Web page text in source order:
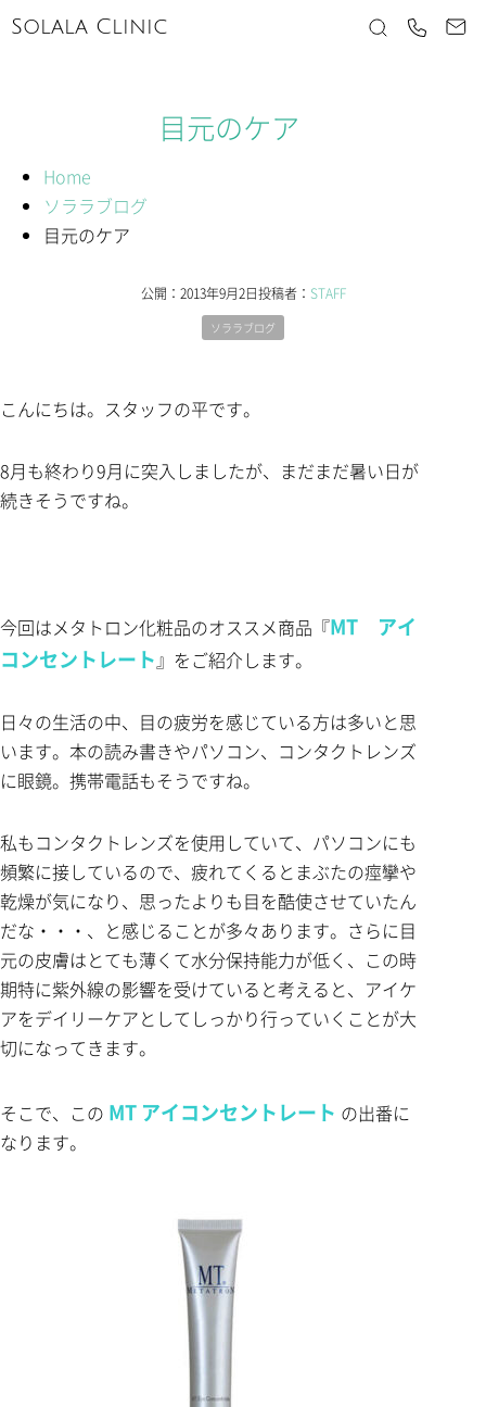
Solala Clinic
Home
ソララブログ
目元のケア
目元のケア
公開： 2013年9月2日投稿者： STAFF
ソララブログ
こんにちは。スタッフの平です。
8月も終わり9月に突入しましたが、まだまだ暑い日が
続きそうですね。
今回はメタトロン化粧品のオススメ商品『MT アイ
コンセントレート』をご紹介します。
日々の生活の中、目の疲労を感じている方は多いと思
います。本の読み書きやパソコン、コンタクトレンズ
に眼鏡。携帯電話もそうですね。
私もコンタクトレンズを使用していて、パソコンにも
頻繁に接しているので、疲れてくるとまぶたの痙攣や
乾燥が気になり、思ったよりも目を酷使させていたん
だな・・・、と感じることが多々あります。さらに目
元の皮膚はとても薄くて水分保持能力が低く、この時
期特に紫外線の影響を受けていると考えると、アイケ
アをデイリーケアとしてしっかり行っていくことが大
切になってきます。
そこで、この MT アイコンセントレート の出番に
なります。